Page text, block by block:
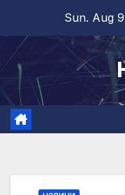
content
Sun. Aug